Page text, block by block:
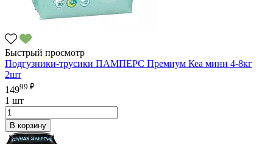
Быстрый просмотр
Подгузники-трусики ПАМПЕРС Премиум Кеа мини 4-8кг
2шт
14999 ₽
1 шт
В корзину